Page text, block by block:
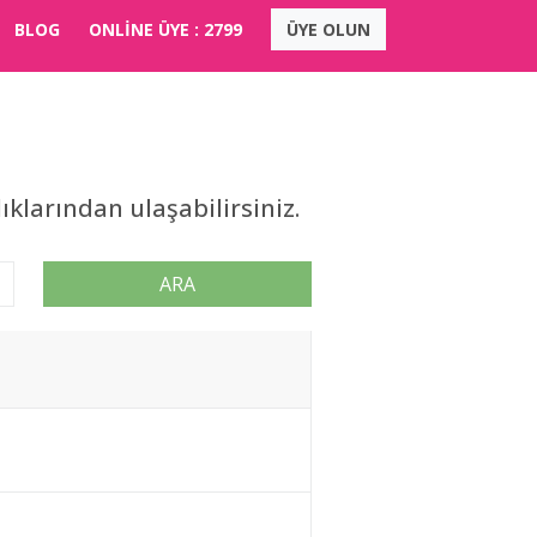
BLOG ONLİNE ÜYE : 2799 ÜYE OLUN
ulaşabilirsiniz.
ARA